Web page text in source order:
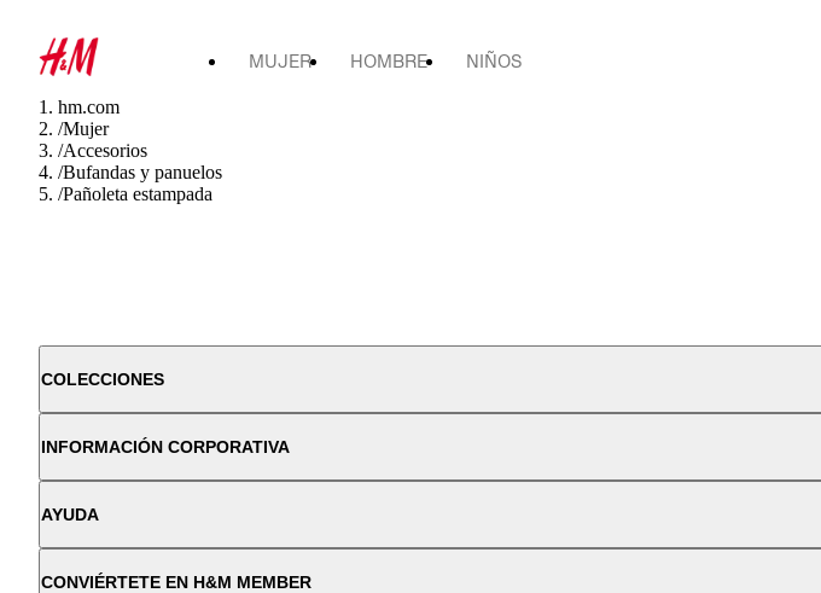
MUJER HOMBRE NIÑOS
hm.com
/Mujer
/Accesorios
/Bufandas y panuelos
/Pañoleta estampada
COLECCIONES
INFORMACIÓN CORPORATIVA
AYUDA
CONVIÉRTETE EN H&M MEMBER